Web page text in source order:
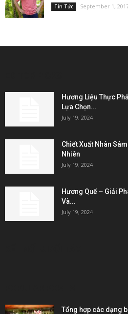
Tin Tức September 1,
Hương Liệu Thực
Lựa Chọn...
July 19, 2024
Chiết Xuất Nhân
Nhiên
July 19, 2024
Hương Quế – Giải
Và...
July 19, 2024
Tổng hợp các dạng